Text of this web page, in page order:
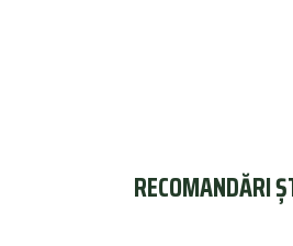
RECOMANDĂRI